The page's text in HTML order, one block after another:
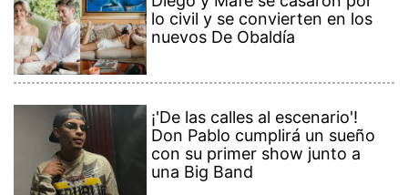
lo civil y se convierten en los
nuevos De Obaldía
¡'De las calles al escenario'!
Don Pablo cumplirá un sueño
con su primer show junto a
una Big Band